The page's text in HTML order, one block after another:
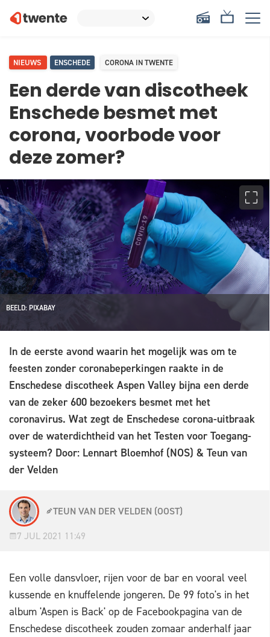
NIEUWS ENSCHEDE CORONA IN TWENTE
Een derde van discotheek
Enschede besmet met
corona, voorbode voor
deze zomer?
BEELD: PIXABAY
In de eerste avond waarin het mogelijk was om te
feesten zonder coronabeperkingen raakte in de
Enschedese discotheek Aspen Valley bijna een derde
van de zeker 600 bezoekers besmet met het
coronavirus. Wat zegt de Enschedese corona-uitbraak
over de waterdichtheid van het Testen voor Toegang-
systeem? Door: Lennart Bloemhof (NOS) & Teun van
der Velden
TEUN VAN DER VELDEN (OOST)
7 JUL 2021 11:49
Een volle dansvloer, rijen voor de bar en vooral veel
kussende en knuffelende jongeren. De 99 foto's in het
album 'Aspen is Back' op de Facebookpagina van de
Enschedese discotheek zouden zomaar anderhalf jaar